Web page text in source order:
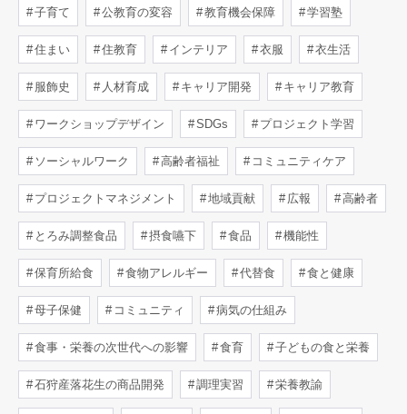
子育て 公教育の変容 教育機会保障 学習塾
住まい 住教育 インテリア 衣服 衣生活
服飾史 人材育成 キャリア開発 キャリア教育
ワークショップデザイン SDGs プロジェクト学習
ソーシャルワーク 高齢者福祉 コミュニティケア
プロジェクトマネジメント 地域貢献 広報 高齢者
とろみ調整食品 摂食嚥下 食品 機能性
保育所給食 食物アレルギー 代替食 食と健康
母子保健 コミュニティ 病気の仕組み
食事・栄養の次世代への影響 食育 子どもの食と栄養
石狩産落花生の商品開発 調理実習 栄養教諭